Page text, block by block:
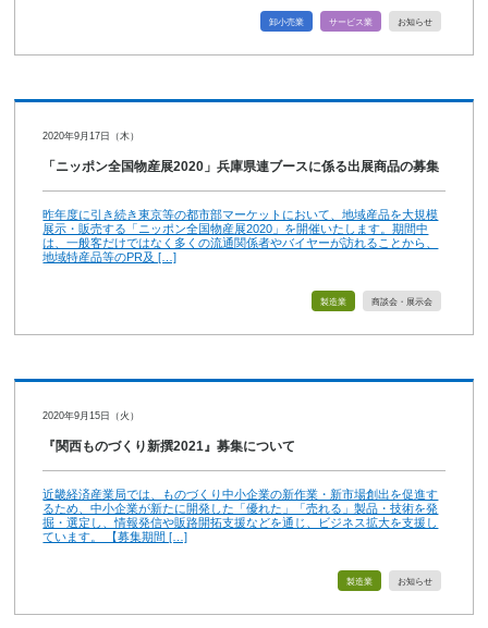
卸小売業 サービス業 お知らせ
2020年9月17日（木）
「ニッポン全国物産展2020」兵庫県連ブースに係る出展商品の募集
昨年度に引き続き東京等の都市部マーケットにおいて、地域産品を大規模
展示・販売する「ニッポン全国物産展2020」を開催いたします。期間中
は、一般客だけではなく多くの流通関係者やバイヤーが訪れることから、
地域特産品等のPR及 […]
製造業 商談会・展示会
2020年9月15日（火）
『関西ものづくり新撰2021』募集について
近畿経済産業局では、ものづくり中小企業の新作業・新市場創出を促進す
るため、中小企業が新たに開発した「優れた」「売れる」製品・技術を発
掘・選定し、情報発信や販路開拓支援などを通じ、ビジネス拡大を支援し
ています。 【募集期間 […]
製造業 お知らせ